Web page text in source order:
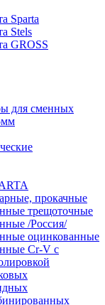
Sparta
Stels
GROSS
для сменных
прокачные
трещоточные
/Россия/
оцинкованные
Cr-V с